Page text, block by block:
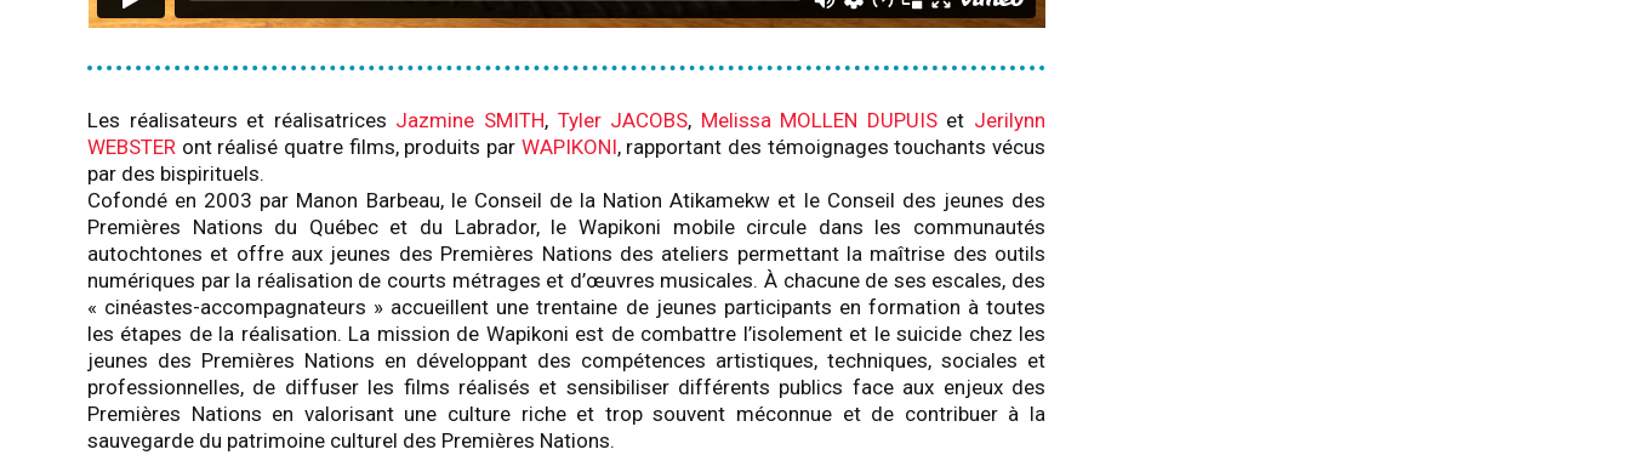
Les réalisateurs et réalisatrices Jazmine SMITH, Tyler JACOBS, Melissa MOLLEN DUPUISet Jerilynn
WEBSTER ont réalisé quatre films, produits par WAPIKONI, rapportant des témoignages touchants vécus
par des bispirituels.
Cofondé en 2003 par Manon Barbeau, le Conseil de la Nation Atikamekw et le Conseil des jeunes des
Premières Nations du Québec et du Labrador, le Wapikoni mobile circule dans les communautés
autochtones et offre aux jeunes des Premières Nations des ateliers permettant la maîtrise des outils
numériques par la réalisation de courts métrages et d’œuvres musicales. À chacune de ses escales, des
« cinéastes-accompagnateurs » accueillent une trentaine de jeunes participants en formation à toutes
les étapes de la réalisation. La mission de Wapikoni est de combattre l’isolement et le suicide chez les
jeunes des Premières Nations en développant des compétences artistiques, techniques, sociales et
professionnelles, de diffuser les films réalisés et sensibiliser différents publics face aux enjeux des
Premières Nations en valorisant une culture riche et trop souvent méconnue et de contribuer à la
sauvegarde du patrimoine culturel des Premières Nations.